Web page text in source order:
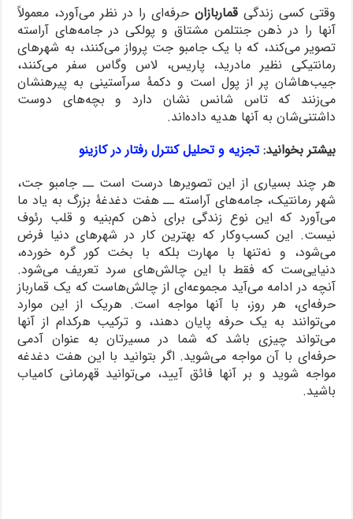
وقتی کسی زندگیقماربازان حرفه‌ای را در نظر می‌آورد، معمولاً
آنها را در ذهن جنتلمن مشتاق و پولکی در جامه‌های آراسته
تصویر می‌کند، که با یک جامبو جت پرواز می‌کنند، به شهرهای
رمانتیکی نظیر مادرید، پاریس، لاس وگاس سفر می‌کنند،
جیب‌هاشان پر از پول است و دکمۀ سرآستینی به پیرهنشان
می‌زنند که تاس شانس ‌نشان دارد و بچه‌های دوست
‌داشتنی‌شان به آنها هدیه داده‌اند.
بیشتر بخوانید:تجزیه و تحلیل کنترل رفتار در کازینو
هر چند بسیاری از این تصویرها درست است ــ جامبو جت،
شهر رمانتیک، جامه‌های آراسته ــ هفت دغدغۀ بزرگ به یاد ما
می‌آورد که این نوع زندگی برای ذهن کم‌بنیه و قلب رئوف
نیست. این کسب‌وکار که بهترین کار در شهرهای دنیا فرض
می‌شود، و نه‌تنها با مهارت بلکه با بخت کور گره خورده،
دنیایی‌ست که فقط با این چالش‌های سرد تعریف می‌شود.
آنچه در ادامه می‌آید مجموعه‌ای از چالش‌هاست که یک قمارباز
حرفه‌ای، هر روز، با آنها مواجه است. هریک از این موارد
می‌توانند به یک حرفه پایان دهند، و ترکیب هرکدام از آنها
می‌تواند چیزی باشد که شما در مسیرتان به عنوان آدمی
حرفه‌ای با آن مواجه می‌شوید. اگر بتوانید با این هفت دغدغه
مواجه شوید و بر آنها فائق آیید، می‌توانید قهرمانی کامیاب
باشید.